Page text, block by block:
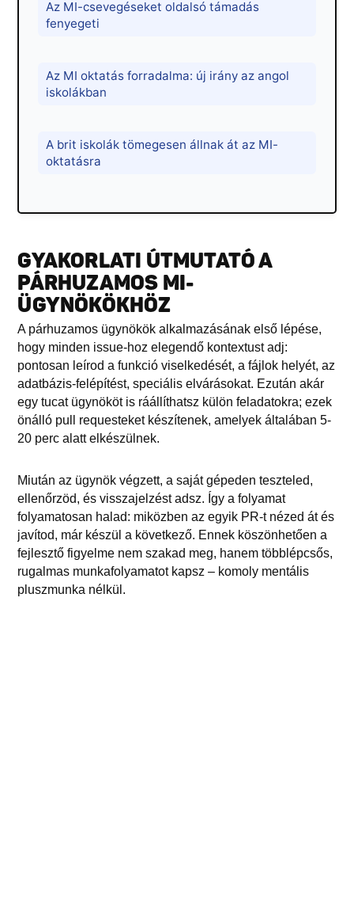
Az MI-csevegéseket oldalsó támadás
fenyegeti
Az MI oktatás forradalma: új irány az angol
iskolákban
A brit iskolák tömegesen állnak át az MI-
oktatásra
GYAKORLATI ÚTMUTATÓ A
PÁRHUZAMOS MI-
ÜGYNÖKÖKHÖZ
A párhuzamos ügynökök alkalmazásának első lépése,
hogy minden issue-hoz elegendő kontextust adj:
pontosan leírod a funkció viselkedését, a fájlok helyét, az
adatbázis-felépítést, speciális elvárásokat. Ezután akár
egy tucat ügynököt is ráállíthatsz külön feladatokra; ezek
önálló pull requesteket készítenek, amelyek általában 5-
20 perc alatt elkészülnek.
Miután az ügynök végzett, a saját gépeden teszteled,
ellenőrzöd, és visszajelzést adsz. Így a folyamat
folyamatosan halad: miközben az egyik PR-t nézed át és
javítod, már készül a következő. Ennek köszönhetően a
fejlesztő figyelme nem szakad meg, hanem többlépcsős,
rugalmas munkafolyamatot kapsz – komoly mentális
pluszmunka nélkül.